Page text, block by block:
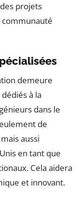
projets
communauté
demeure
à la
dans le
de
aussi
en tant que
Cela aidera
et innovant.